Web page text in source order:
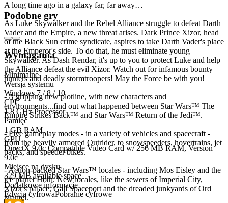
A long time ago in a galaxy far, far away…
As Luke Skywalker and the Rebel Alliance struggle to defeat Darth
Vader and the Empire, a new threat arises. Dark Prince Xizor, head
of the Black Sun crime syndicate, aspires to take Darth Vader's place
at the Emperor's side. To do that, he must eliminate young
Skywalker. As Dash Rendar, it's up to you to protect Luke and help
the Alliance defeat the evil Xizor. Watch out for infamous bounty
hunters and deadly stormtroopers! May the Force be with you!
- A gripping new plotline, with new characters and
environments...find out what happened between Star Wars™ The
Empire Strikes Back™ and Star Wars™ Return of the Jedi™.
- Five gameplay modes - in a variety of vehicles and spacecraft -
from the heavily armored Outrider, to snowspeeders, hovertrains, jet
packs, and speeder bikes.
- Action-packed Star Wars™ locales - including Mos Eisley and the
ice planet Hoth. New locales, like the sewers of Imperial City,
Xizor's palace, Gall Spaceport and the dreaded junkyards of Ord
Mantel.
Podobne gry
Wymagania
Minimalne
Wersja systemu
Windows 7 / 8 / 10
CPU
1.8 GHz Processor
Pamięć
1 GB RAM
GPU
DirectX 9.0c Compatible Video Card w/ 256 MB RAM, Version
9.0c
Miejsce na dysku
329 MB available space
Dodatkowe informacje
Edycja cyfrowaPobranie cyfrowe